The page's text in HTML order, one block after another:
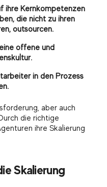
ihre Kernkompetenzen
die nicht zu ihren
outsourcen.
offene und
in den Prozess
aber auch
die richtige
ihre Skalierung
Skalierung